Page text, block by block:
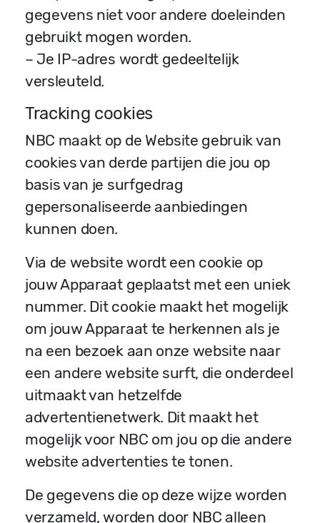
gegevens niet voor andere doeleinden
gebruikt mogen worden.
– Je IP-adres wordt gedeeltelijk
versleuteld.
Tracking cookies
NBC maakt op de Website gebruik van
cookies van derde partijen die jou op
basis van je surfgedrag
gepersonaliseerde aanbiedingen
kunnen doen.
Via de website wordt een cookie op
jouw Apparaat geplaatst met een uniek
nummer. Dit cookie maakt het mogelijk
om jouw Apparaat te herkennen als je
na een bezoek aan onze website naar
een andere website surft, die onderdeel
uitmaakt van hetzelfde
advertentienetwerk. Dit maakt het
mogelijk voor NBC om jou op die andere
website advertenties te tonen.
De gegevens die op deze wijze worden
verzameld, worden door NBC alleen